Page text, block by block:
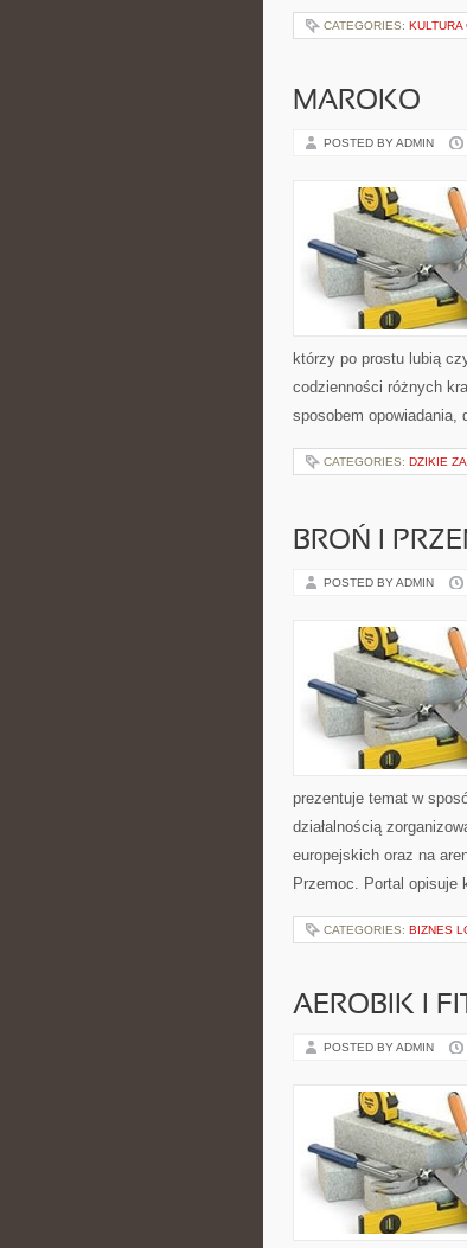
CATEGORIES: KULTURA
MAROKO
POSTED BY ADMIN
którzy po prostu lubią
codzienności różnych
sposobem
CATEGORIES: DZIKIE
BROŃ I
POSTED BY ADMIN
prezentuje temat w
działalnością
europejskich oraz na
Przemoc. Portal opisuje
CATEGORIES: BIZNES
AEROBIK I
POSTED BY ADMIN